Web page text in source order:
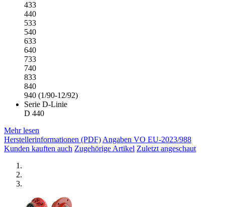
433
440
533
540
633
640
733
740
833
840
940 (1/90-12/92)
Serie D-Linie
D 440
Mehr lesen
Herstellerinformationen (PDF)Angaben VO EU-2023/988
Kunden kauften auch Zugehörige Artikel Zuletzt angeschaut